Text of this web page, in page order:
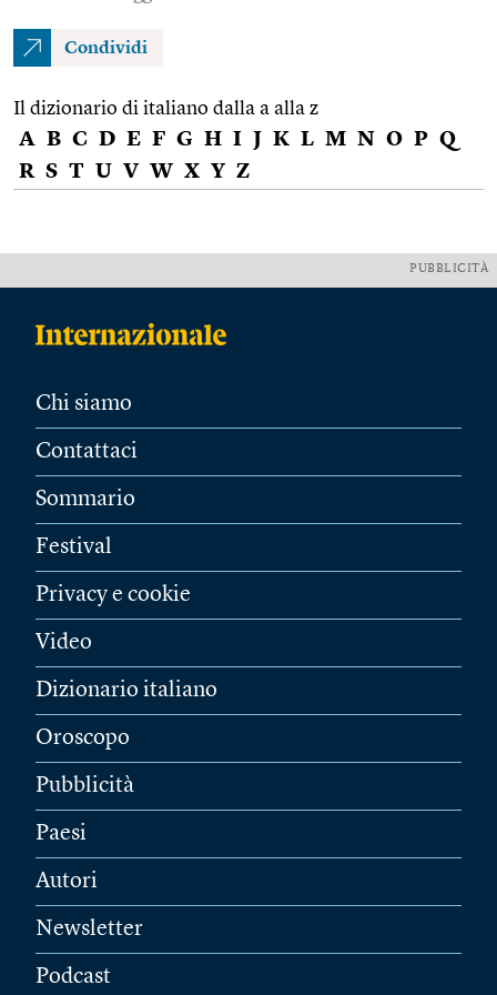
Condividi
Il dizionario di italiano dalla a alla z
A B C D E F G H I J K L M N O P Q
R S T U V W X Y Z
PUBBLICITÀ
Chi siamo
Contattaci
Sommario
Festival
Privacy e cookie
Video
Dizionario italiano
Oroscopo
Pubblicità
Paesi
Autori
Newsletter
Podcast